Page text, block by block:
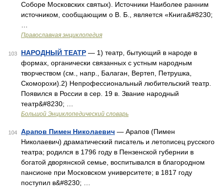
Соборе Московских святых). Источники Наиболее ранним
источником, сообщающим о В. Б., является «Книга&#8230;
Православная энциклопедия
103 НАРОДНЫЙ ТЕАТР — 1) театр, бытующий в народе в
формах, органически связанных с устным народным
творчеством (см., напр., Балаган, Вертеп, Петрушка,
Скоморохи).2) Непрофессиональный любительский театр.
Появился в России в сер. 19 в. Звание народный
театр&#8230; …
Большой Энциклопедический словарь
104 Арапов Пимен Николаевич — Арапов (Пимен
Николаевич) драматический писатель и летописец русского
театра; родился в 1796 году в Пензенской губернии в
богатой дворянской семье, воспитывался в благородном
пансионе при Московском университете; в 1817 году
поступил в&#8230; …